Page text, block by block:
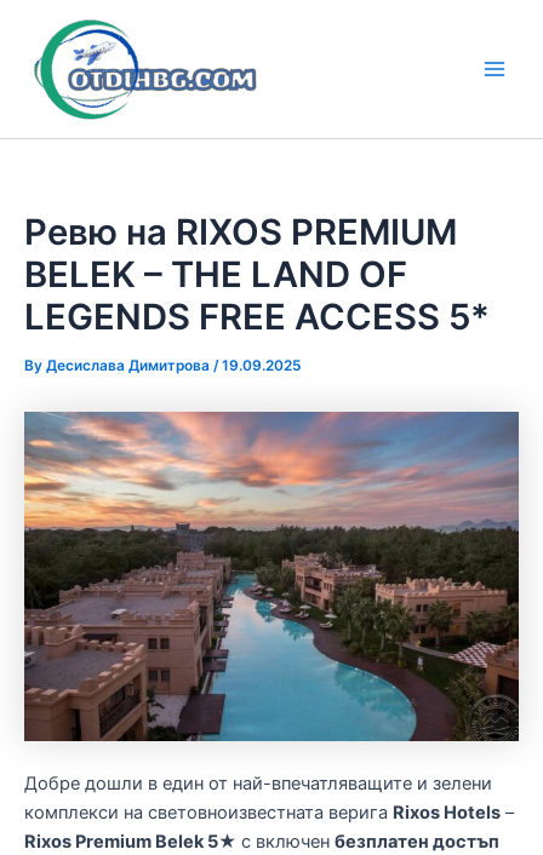
content
Ревю на RIXOS PREMIUM
BELEK – THE LAND OF
LEGENDS FREE ACCESS 5*
By Десислава Димитрова /19.09.2025
Добре дошли в един от най-впечатляващите и зелени
комплекси на световноизвестната верига Rixos Hotels –
Rixos Premium Belek 5★ с включен безплатен достъп